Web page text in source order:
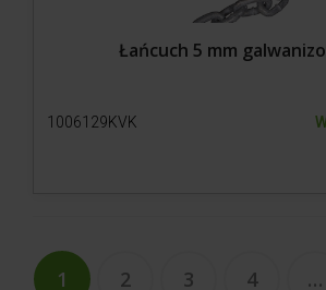
Łańcuch 5 mm
1006129KVK
1 2 3 4 …